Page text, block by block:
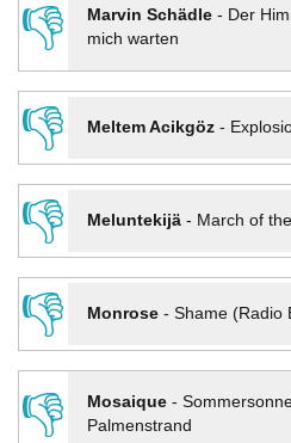
👎 Marvin Schädle- Der
mich warten
👎
Meltem Acikgöz-
👎
Meluntekijä- March of
👎
Monrose- Shame (Radio
👎
Mosaique-
Palmenstrand